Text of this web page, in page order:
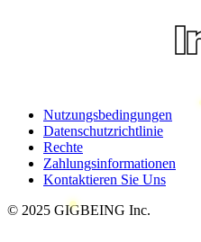
Nutzungsbedingungen
Datenschutzrichtlinie
Rechte
Zahlungsinformationen
Kontaktieren Sie Uns
© 2025 GIGBEING Inc.